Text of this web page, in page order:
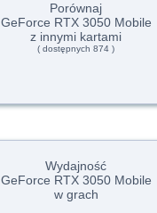
Porównaj
GeForce RTX 3050 Mobile
z innymi kartami
( dostępnych 874 )
Wydajność
GeForce RTX 3050 Mobile
w grach